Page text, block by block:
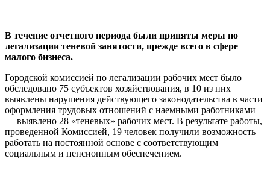
В течение отчетного периода были приняты меры по
легализации теневой занятости, прежде всего в сфере
малого бизнеса.
Городской комиссией по легализации рабочих мест было
обследовано 75 субъектов хозяйствования, в 10 из них
выявлены нарушения действующего законодательства в части
оформления трудовых отношений с наемными работниками
— выявлено 28 «теневых» рабочих мест. В результате работы,
проведенной Комиссией, 19 человек получили возможность
работать на постоянной основе с соответствующим
социальным и пенсионным обеспечением.